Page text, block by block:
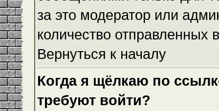
за это модератор или
количество
Вернуться к началу
Когда я щёлкаю по
требуют войти?